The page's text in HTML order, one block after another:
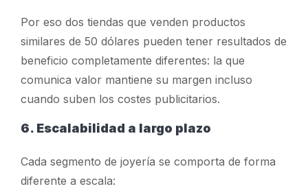
Por eso dos tiendas que venden productos
similares de 50 dólares pueden tener resultados de
beneficio completamente diferentes: la que
comunica valor mantiene su margen incluso
cuando suben los costes publicitarios.
6. Escalabilidad a largo plazo
Cada segmento de joyería se comporta de forma
diferente a escala: